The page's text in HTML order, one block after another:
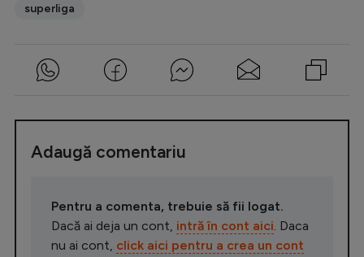
superliga
Adaugă comentariu
Pentru a comenta, trebuie să fii logat.
Dacă ai deja un cont, intră în cont aici . Daca
nu ai cont, click aici pentru a crea un cont